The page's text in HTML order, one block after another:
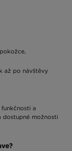
až po návštěvy
a
dostupné možnosti